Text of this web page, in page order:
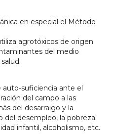
en especial el Método
agrotóxicos de origen
del medio
auto-suficiencia ante el
del campo a las
del desarraigo y la
del desempleo, la pobreza
infantil, alcoholismo, etc.